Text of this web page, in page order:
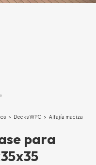
> Decks WPC > Alfajía maciza
para